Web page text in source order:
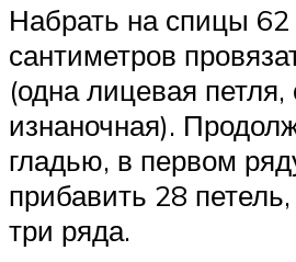
Набрать на спицы 62
сантиметров
(одна лицевая петля,
изнаночная).
гладью, в первом
прибавить 28
три ряда.